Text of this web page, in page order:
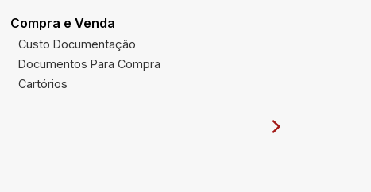
Compra e Venda
Custo Documentação
Documentos Para Compra
Cartórios